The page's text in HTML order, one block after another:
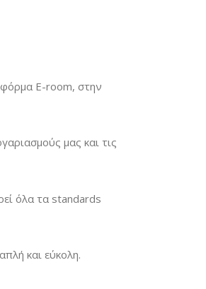
E-room, στην
μας και τις
όλα τα standards
και εύκολη.